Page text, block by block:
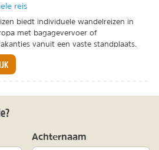
reis
biedt individuele wandelreizen in
met bagagevervoer of
vanuit een vaste standplaats.
Achternaam